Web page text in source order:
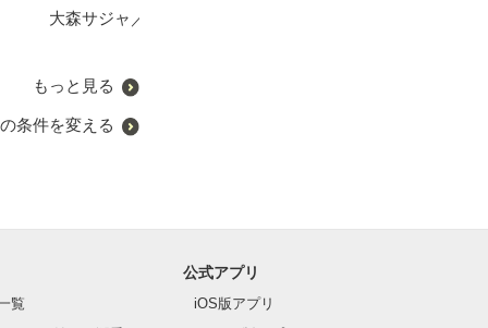
大森サジャ／著
もっと見る
条件を変える
覧
公式アプリ
iOS版アプリ